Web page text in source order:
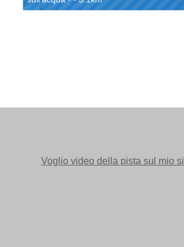
Voglio video della pista sul mio